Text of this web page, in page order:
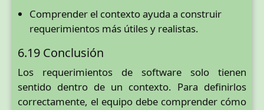
Comprender el contexto ayuda a construir
requerimientos más útiles y realistas.
6.19 Conclusión
Los requerimientos de software solo tienen
sentido dentro de un contexto. Para definirlos
correctamente, el equipo debe comprender cómo